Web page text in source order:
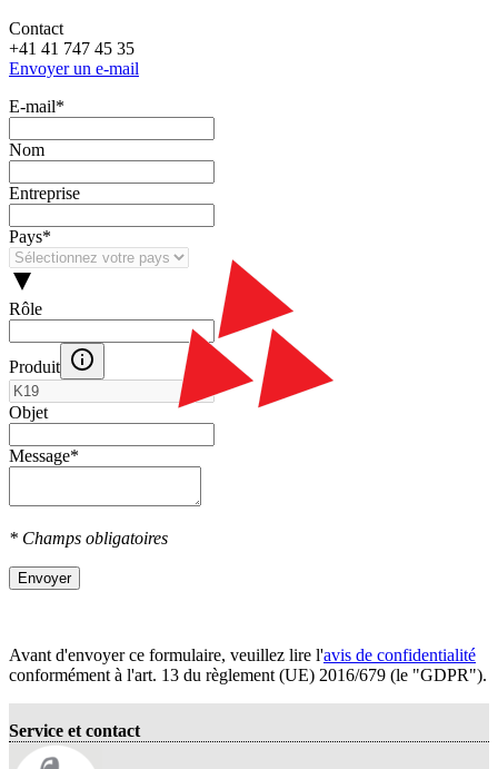
Contact
+41 41 747 45 35
Envoyer un e-mail
E‑mail*
Nom
Entreprise
Pays*
Rôle
Produit
Objet
Message*
* Champs obligatoires
Envoyer
Avant d'envoyer ce formulaire, veuillez lire l'avis de confidentialité
conformément à l'art. 13 du règlement (UE) 2016/679 (le "GDPR").
Service et contact